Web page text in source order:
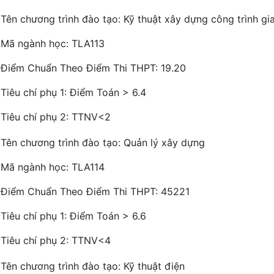
Tên chương trình đào tạo: Kỹ thuật xây dựng công trình
Mã ngành học: TLA113
Điểm Chuẩn Theo Điểm Thi THPT: 19.20
Tiêu chí phụ 1: Điểm Toán > 6.4
Tiêu chí phụ 2: TTNV<2
Tên chương trình đào tạo: Quản lý xây dựng
Mã ngành học: TLA114
Điểm Chuẩn Theo Điểm Thi THPT: 45221
Tiêu chí phụ 1: Điểm Toán > 6.6
Tiêu chí phụ 2: TTNV<4
Tên chương trình đào tạo: Kỹ thuật điện